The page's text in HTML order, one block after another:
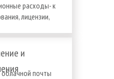
расходы- к
лицензии,
облачной почты
и